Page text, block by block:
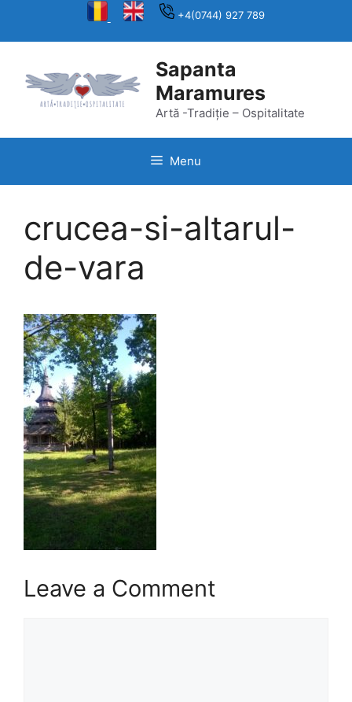
+4(0744) 927 789
Sapanta
Maramures
Artă -Tradiție – Ospitalitate
Menu
crucea-si-altarul-
de-vara
Leave a Comment